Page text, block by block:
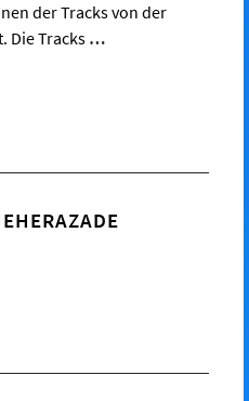
der Tracks von der
Die Tracks …